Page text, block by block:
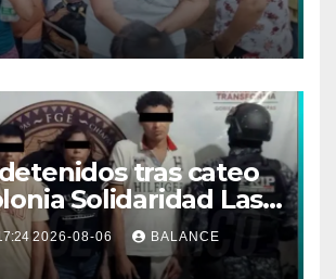
tras cateo
Solidaridad Las
Tapachula
2026-08-06 BALANCE